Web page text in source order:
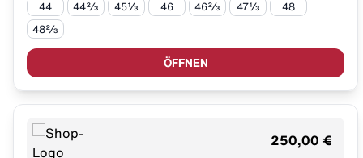
44 44⅔ 45⅓ 46 46⅔ 47⅓ 48
48⅔
ÖFFNEN
250,00 €